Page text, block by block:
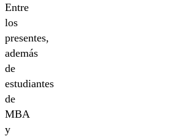
Entre
los
presentes,
además
de
estudiantes
de
MBA
y